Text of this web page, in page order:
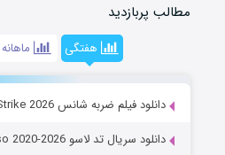
مطالب پربازدید
هفتگی ماهانه
دانلود فیلم ضربه شانس Lucky Strike 2026
دانلود سریال تد لاسو Ted Lasso 2020-2026